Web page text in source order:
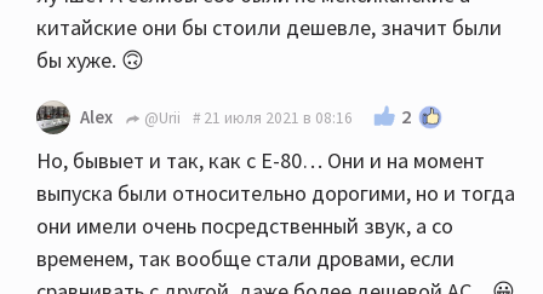
китайские они бы стоили дешевле, значит были
бы хуже. 🙃
Alex @Urii 21 июля 2021 в 08:16 2
Но, бывыет и так, как с E-80… Они и на момент
выпуска были относительно дорогими, но и тогда
они имели очень посредственный звук, а со
временем, так вообще стали дровами, если